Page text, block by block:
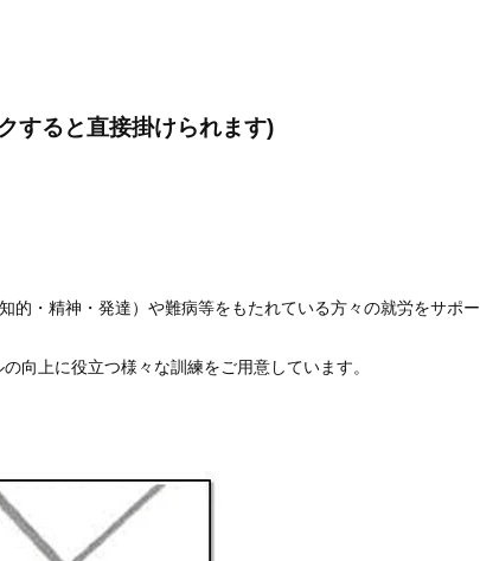
すると直接掛けられます)
・精神・発達）や難病等をもたれている方々の就労をサポー
向上に役立つ様々な訓練をご用意しています。